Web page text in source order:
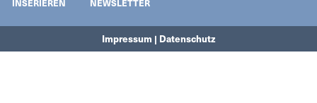
INSERIEREN
NEWSLETTER
Impressum | Datenschutz